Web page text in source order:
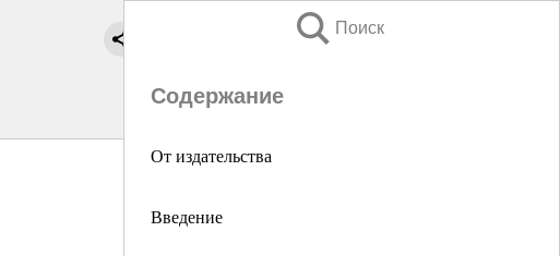
Поиск
Содержание
От издательства
Введение